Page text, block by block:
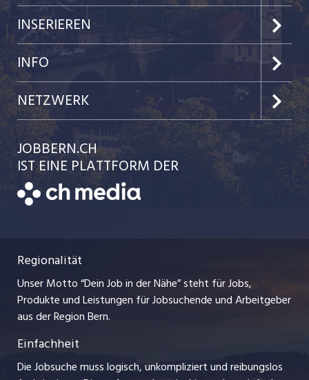
Jobs im Kanton Bern
Jobs in der Stadt Bern
Jobs in der Stadt Biel
Festanstellungen
Temporäre Jobs
Freelance Jobs
Ferienjobs
Management / Kader-Jobs
Arbeitgeber
INSERIEREN
Preise & Leistungen
Kundenlogin
Einzelinserat disponieren
Schnittstelle
Bewerber-Cockpit
INFO
Team
Ratgeber
AGB
Datenschutzerklärung
Impressum
Stellenmeldepflicht
NETZWERK
jobbasel.ch
jobmittelland.ch
zentraljob.ch
myjob.ch
jobzüri.ch
ajourjob.ch
JOBBERN.CH
IST EINE PLATTFORM DER
Regionalität
Unser Motto “Dein Job in der Nähe” steht für Jobs,
Produkte und Leistungen für Jobsuchende und Arbeitgeber
aus der Region Bern.
Einfachheit
Die Jobsuche muss logisch, unkompliziert und reibungslos